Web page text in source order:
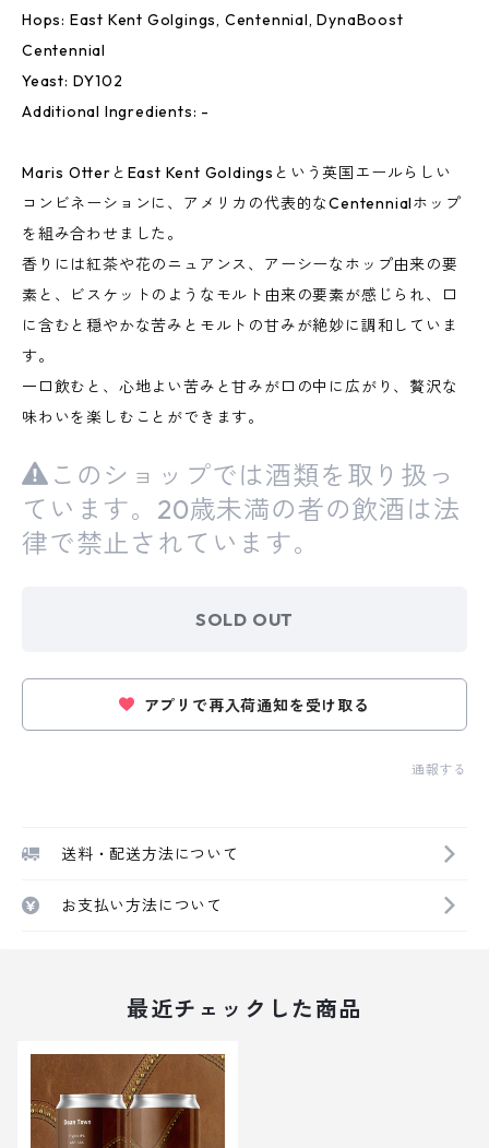
Hops: East Kent Golgings, Centennial, DynaBoost
Centennial
Yeast: DY102
Additional Ingredients: -
Maris OtterとEast Kent Goldingsという英国エールらしい
コンビネーションに、アメリカの代表的なCentennialホップ
を組み合わせました。
香りには紅茶や花のニュアンス、アーシーなホップ由来の要
素と、ビスケットのようなモルト由来の要素が感じられ、口
に含むと穏やかな苦みとモルトの甘みが絶妙に調和していま
す。
一口飲むと、心地よい苦みと甘みが口の中に広がり、贅沢な
味わいを楽しむことができます。
このショップでは酒類を取り扱っ
ています。20歳未満の者の飲酒は法
律で禁止されています。
SOLD OUT
アプリで再入荷通知を受け取る
通報する
送料・配送方法について
お支払い方法について
最近チェックした商品